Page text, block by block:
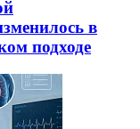
в
подходе